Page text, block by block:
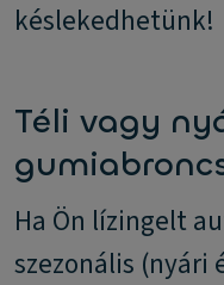
késlekedhetünk!
Téli vagy
Ha Ön lízingelt
szezonális (nyári